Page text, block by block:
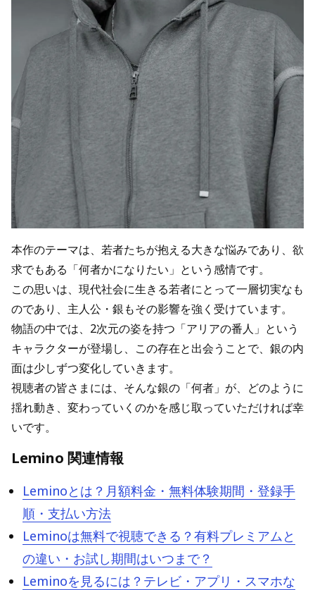
本作のテーマは、若者たちが抱える大きな悩みであり、欲
求でもある「何者かになりたい」という感情です。
この思いは、現代社会に生きる若者にとって一層切実なも
のであり、主人公・銀もその影響を強く受けています。
物語の中では、2次元の姿を持つ「アリアの番人」という
キャラクターが登場し、この存在と出会うことで、銀の内
面は少しずつ変化していきます。
視聴者の皆さまには、そんな銀の「何者」が、どのように
揺れ動き、変わっていくのかを感じ取っていただければ幸
いです。
Lemino 関連情報
Leminoとは？月額料金・無料体験期間・登録手
順・支払い方法
Leminoは無料で視聴できる？有料プレミアムと
の違い・お試し期間はいつまで？
Leminoを見るには？テレビ・アプリ・スマホな